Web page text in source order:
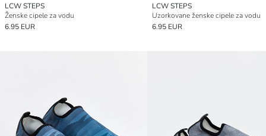
LCW STEPS
Ženske cipele za vodu
6.95 EUR
LCW STEPS
Uzorkovane ženske cipele za vodu
6.95 EUR